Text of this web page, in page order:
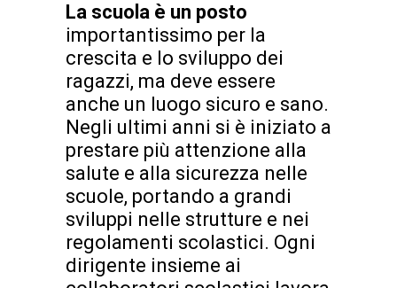
La scuola è un posto
importantissimo per la
crescita e lo sviluppo dei
ragazzi, ma deve essere
anche un luogo sicuro e sano.
Negli ultimi anni si è iniziato a
prestare più attenzione alla
salute e alla sicurezza nelle
scuole, portando a grandi
sviluppi nelle strutture e nei
regolamenti scolastici. Ogni
dirigente insieme ai